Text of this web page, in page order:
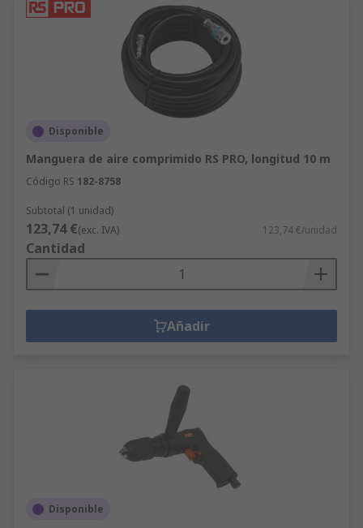
Disponible
Manguera de aire comprimido RS PRO, longitud 10 m
Código RS 182-8758
Subtotal (1 unidad)
123,74 €(exc. IVA) 123,74 €/unidad
Cantidad
Añadir
Disponible